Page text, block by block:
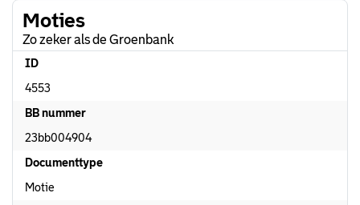
Moties
Zo zeker als de Groenbank
ID
4553
BB nummer
23bb004904
Documenttype
Motie